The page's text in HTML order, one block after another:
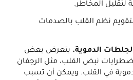
لتقليل المخاطر.
نظم القلب بالصدمات
الدموية. يتعرض بعض
نبض القلب، مثل الرجفان
دموية في القلب. ويمكن أن تسبب